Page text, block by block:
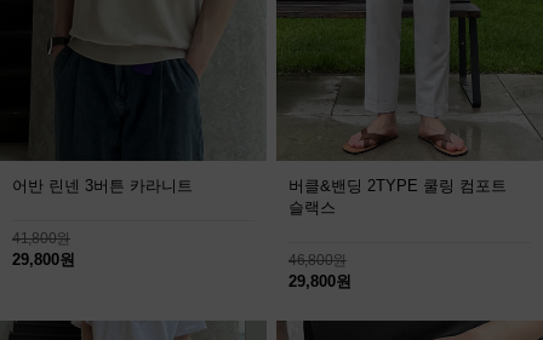
어반 린넨 3버튼 카라니트
41,800원
29,800원
버클&밴딩 2TYPE 쿨링 컴포트
슬랙스
46,800원
29,800원